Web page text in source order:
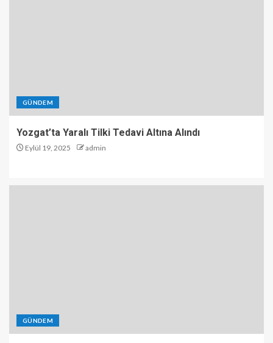
GÜNDEM
Yozgat’ta Yaralı Tilki Tedavi Altına Alındı
Eylül 19, 2025 admin
GÜNDEM